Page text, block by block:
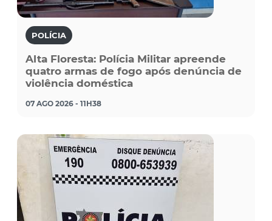
POLÍCIA
Alta Floresta: Polícia Militar apreende
quatro armas de fogo após denúncia de
violência doméstica
07 AGO 2026 - 11H38